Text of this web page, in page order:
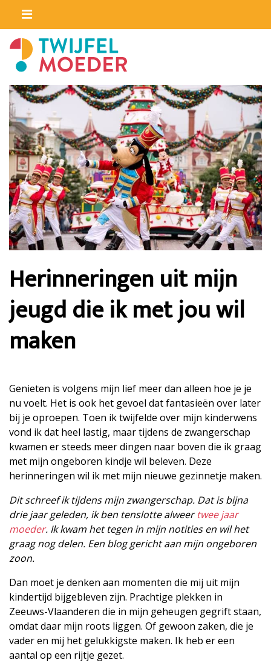
Herinneringen uit mijn
jeugd die ik met jou wil
maken
Genieten is volgens mijn lief meer dan alleen hoe je je
nu voelt. Het is ook het gevoel dat fantasieën over later
bij je oproepen. Toen ik twijfelde over mijn kinderwens
vond ik dat heel lastig, maar tijdens de zwangerschap
kwamen er steeds meer dingen naar boven die ik graag
met mijn ongeboren kindje wil beleven. Deze
herinneringen wil ik met mijn nieuwe gezinnetje maken.
Dit schreef ik tijdens mijn zwangerschap. Dat is bijna
drie jaar geleden, ik ben tenslotte alweertwee jaar
moeder. Ik kwam het tegen in mijn notities en wil het
graag nog delen. Een blog gericht aan mijn ongeboren
zoon.
Dan moet je denken aan momenten die mij uit mijn
kindertijd bijgebleven zijn. Prachtige plekken in
Zeeuws-Vlaanderen die in mijn geheugen gegrift staan,
omdat daar mijn roots liggen. Of gewoon zaken, die je
vader en mij het gelukkigste maken. Ik heb er een
aantal op een rijtje gezet.